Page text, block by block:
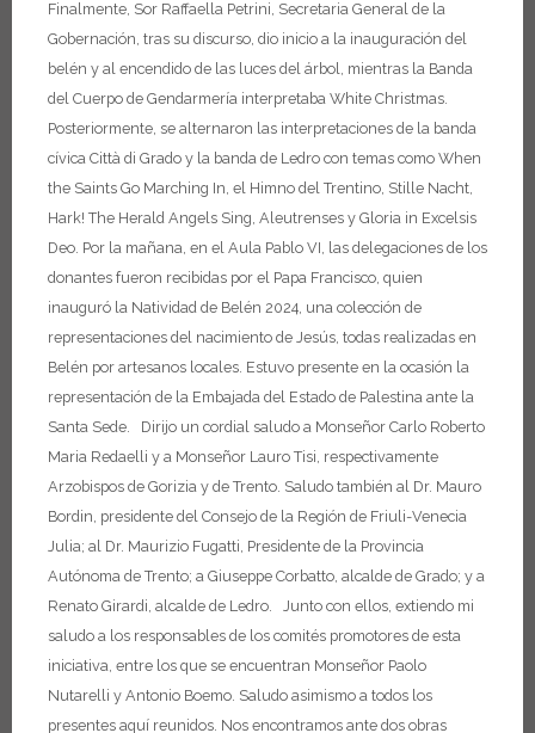
Finalmente, Sor Raffaella Petrini, Secretaria General de la
Gobernación, tras su discurso, dio inicio a la inauguración del
belén y al encendido de las luces del árbol, mientras la Banda
del Cuerpo de Gendarmería interpretaba White Christmas.
Posteriormente, se alternaron las interpretaciones de la banda
cívica Città di Grado y la banda de Ledro con temas como When
the Saints Go Marching In, el Himno del Trentino, Stille Nacht,
Hark! The Herald Angels Sing, Aleutrenses y Gloria in Excelsis
Deo. Por la mañana, en el Aula Pablo VI, las delegaciones de los
donantes fueron recibidas por el Papa Francisco, quien
inauguró la Natividad de Belén 2024, una colección de
representaciones del nacimiento de Jesús, todas realizadas en
Belén por artesanos locales. Estuvo presente en la ocasión la
representación de la Embajada del Estado de Palestina ante la
Santa Sede.
Dirijo un cordial saludo a Monseñor Carlo Roberto
Maria Redaelli y a Monseñor Lauro Tisi, respectivamente
Arzobispos de Gorizia y de Trento. Saludo también al Dr. Mauro
Bordin, presidente del Consejo de la Región de Friuli-Venecia
Julia; al Dr. Maurizio Fugatti, Presidente de la Provincia
Autónoma de Trento; a Giuseppe Corbatto, alcalde de Grado; y a
Renato Girardi, alcalde de Ledro.
Junto con ellos, extiendo mi
saludo a los responsables de los comités promotores de esta
iniciativa, entre los que se encuentran Monseñor Paolo
Nutarelli y Antonio Boemo. Saludo asimismo a todos los
presentes aquí reunidos. Nos encontramos ante dos obras